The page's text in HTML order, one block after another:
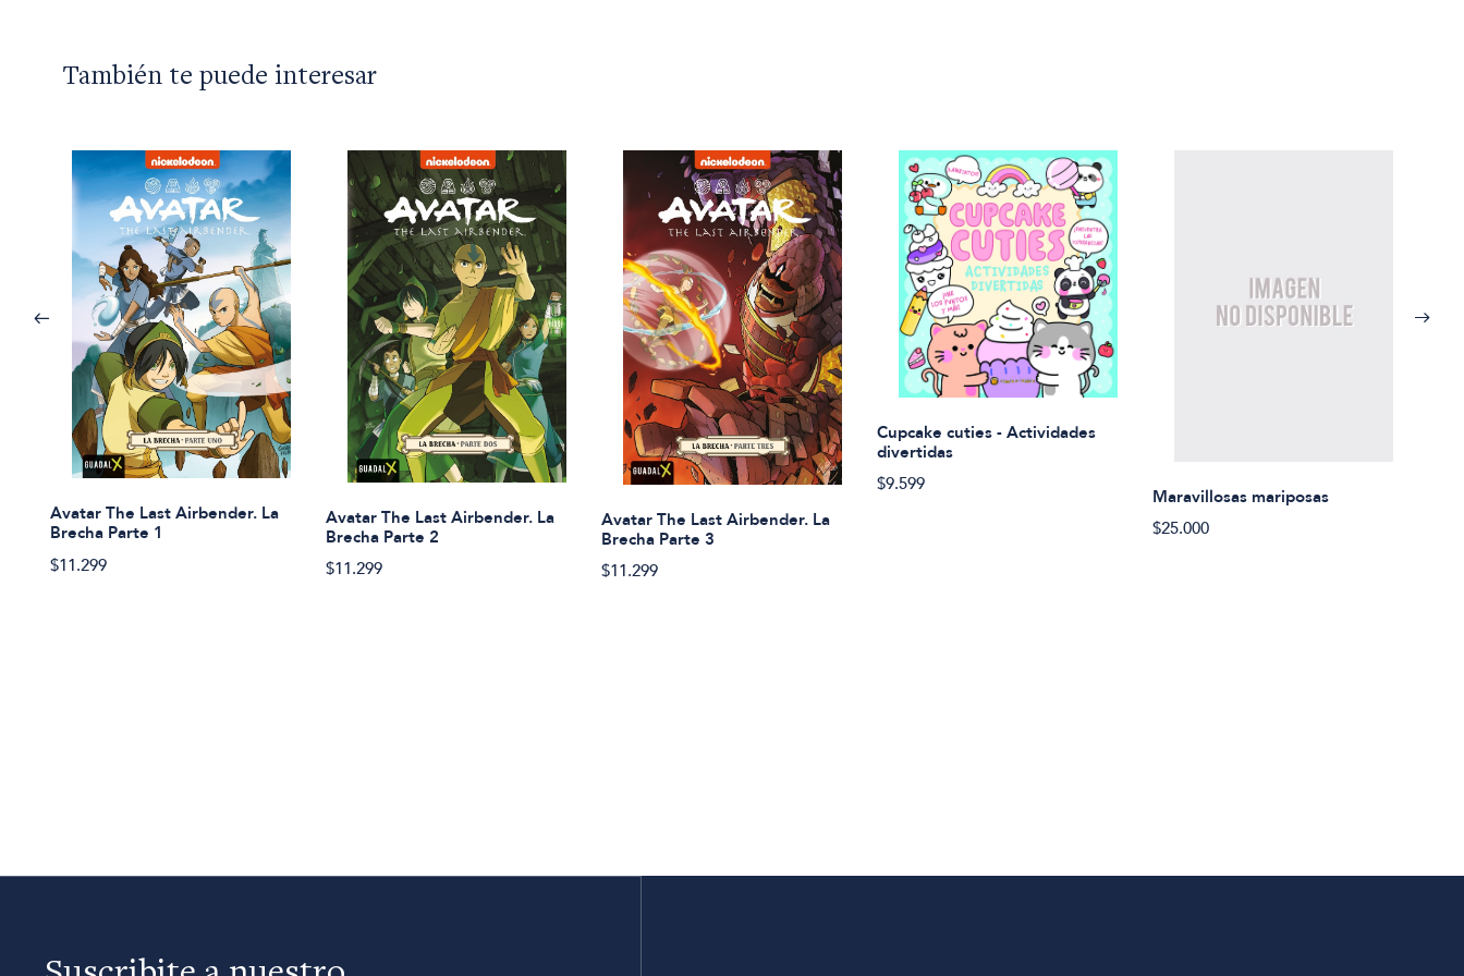
También te puede interesar
Avatar The Last Airbender. La
Brecha Parte 1
$11.299
Avatar The Last Airbender. La
Brecha Parte 2
$11.299
Avatar The Last Airbender. La
Brecha Parte 3
$11.299
Cupcake cuties - Actividades
divertidas
$9.599
Maravillosas mariposas
$25.000